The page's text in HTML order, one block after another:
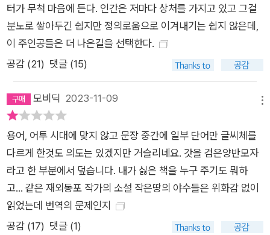
마력에 사로잡히는 듯했다. -본문 중에서 왕세자가 사라진 밤, 네
명의 여인이 살해당하는 무시무시한 사건이 일어난다. 그리고 살
인 사건의 진범을 찾는 과정에서 왕세자, 세자빈, 의녀, 다모, 의
원, 종사관, 사령관 등 궁궐 내부 인사들이 사실관계를 두고 첨예
하게 얽힌다. 사도세자라는 역사적 인물을 기반으로 창작, 출간된
작품들은 이미 여럿 존재한다. 그러나 기존의 작품들은 영조와 사
도세자의 부자 관계에 집중하거나, 뒤주에 갇혀야 했던 세자의 죽
음만을 집중적으로 다룬다. 《붉은 궁》은 왕족이 행한 폭력이 한
하층민의 삶을 어떻게 바꾸었는지에 대해 집중하며, 성별과 신분
의 차별에 대항하는 인물들의 이야기를 펼쳐낸다. 뿐만 아니라 작
가는 왕족 중심으로만 쓰여진 역사를 면밀히 들여다보고, 그 안에
서 다른 이야기들을 발견한다. 왕족이 아닌 성 바깥의 평민들을
보살피는 의녀, 하층민을 치료하는 다모 등 역사의 바깥에 있던
터가 무척 마음에 든다. 인간은 저마다 상처를 가지고 있고 그걸
분노로 쌓아두긴 쉽지만 정의로움으로 이겨내기는 쉽지 않은데,
이 주인공들은 더 나은길을 선택한다.
공감 (21) 댓글 (15)
모비딕 2023-11-09
용어, 어투 시대에 맞지 않고 문장 중간에 일부 단어만 글씨체를
다르게 한것도 의도는 있겠지만 거슬리네요. 갓을 검은양반모자
라고 한 부분에서 덮습니다. 내가 싫은 책을 누구 주기도 뭐하
고... 같은 재외동포 작가의 소설 작은땅의 야수들은 위화감 없이
읽었는데 번역의 문제인지
공감 (17) 댓글 (1)